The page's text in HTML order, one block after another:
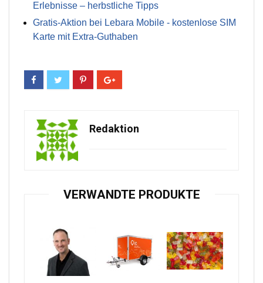
Erlebnisse – herbstliche Tipps
Gratis-Aktion bei Lebara Mobile - kostenlose SIM
Karte mit Extra-Guthaben
Redaktion
VERWANDTE PRODUKTE